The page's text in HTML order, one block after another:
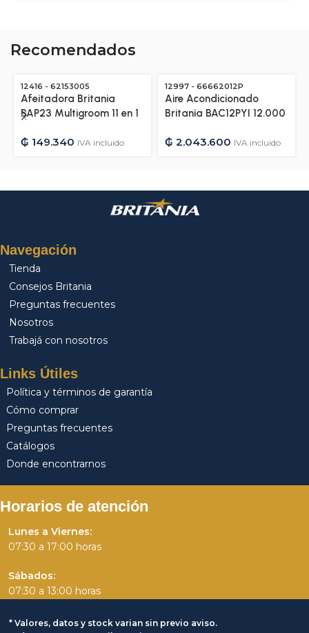
Recomendados
12416 - 62153005
Afeitadora Britania
BAP23 Multigroom 11 en 1
₲ 149.340 IVA incluido
12997 - 66662012P
Aire Acondicionado
Britania BAC12PYI 12.000
R410A – 220V/50HZ –
₲ 2.043.600 IVA incluido
Navegación
Tienda
Consejos Britania
Preguntas frecuentes
Nosotros
Trabajá con nosotros
Links Útiles
Política y términos de garantía
Cómo comprar
Preguntas frecuentes
Catálogos
Donde encontrarnos
Horarios de atención
Lunes a Viernes:
07:30 a 17:00 horas
Sábados:
07:30 a 13:00 horas
* Valores, datos y stock varian sin previo aviso.